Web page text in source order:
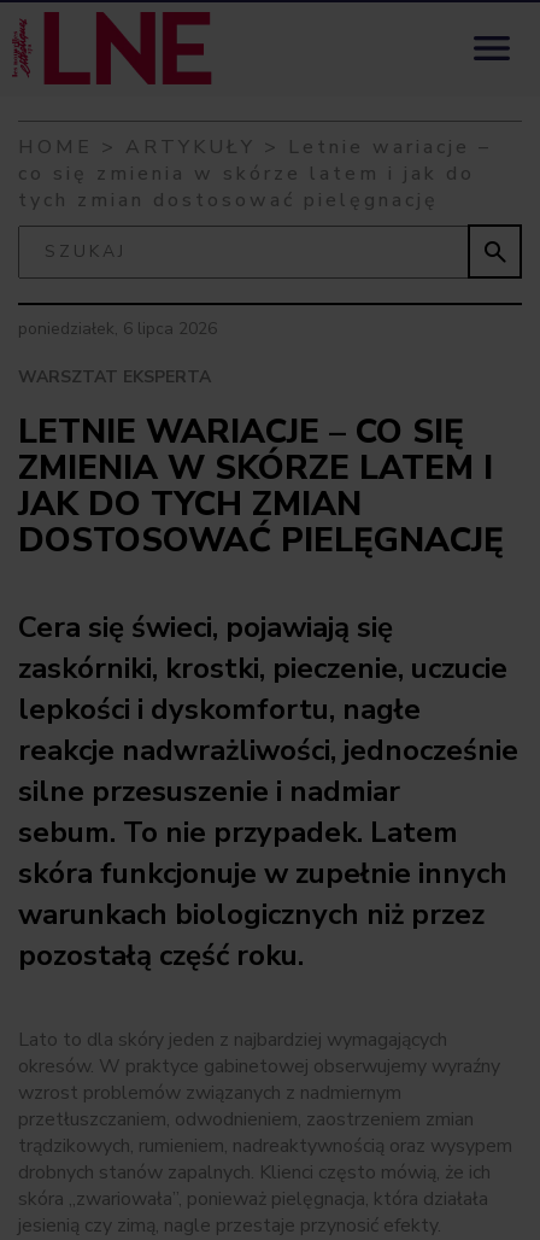
Skip to content

HOME > ARTYKUŁY > Letnie wariacje –
co się zmienia w skórze latem i jak do
tych zmian dostosować pielęgnację

poniedziałek, 6 lipca 2026
WARSZTAT EKSPERTA
LETNIE WARIACJE – CO SIĘ
ZMIENIA W SKÓRZE LATEM I
JAK DO TYCH ZMIAN
DOSTOSOWAĆ PIELĘGNACJĘ
Cera się świeci, pojawiają się
zaskórniki, krostki, pieczenie, uczucie
lepkości i dyskomfortu, nagłe
reakcje nadwrażliwości, jednocześnie
silne przesuszenie i nadmiar
sebum. To nie przypadek. Latem
skóra funkcjonuje w zupełnie innych
warunkach biologicznych niż przez
pozostałą część roku.
Lato to dla skóry jeden z najbardziej wymagających
okresów. W praktyce gabinetowej obserwujemy wyraźny
wzrost problemów związanych z nadmiernym
przetłuszczaniem, odwodnieniem, zaostrzeniem zmian
trądzikowych, rumieniem, nadreaktywnością oraz wysypem
drobnych stanów zapalnych. Klienci często mówią, że ich
skóra „zwariowała”, ponieważ pielęgnacja, która działała
jesienią czy zimą, nagle przestaje przynosić efekty.